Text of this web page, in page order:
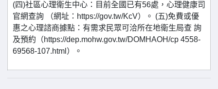
(四)社區心理衛生中心：目前全國已有56處，心理健康司
官網查詢 （網址：https://gov.tw/KcV）。 (五)免費或優
惠之心理諮商據點：有需求民眾可洽所在地衛生局查 詢
及預約（https://dep.mohw.gov.tw/DOMHAOH/cp 4558-
69568-107.html）。